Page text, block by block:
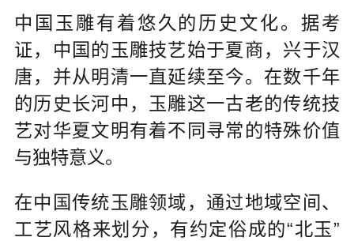
中国玉雕有着悠久的历史文化。据考
证，中国的玉雕技艺始于夏商，兴于汉
唐，并从明清一直延续至今。在数千年
的历史长河中，玉雕这一古老的传统技
艺对华夏文明有着不同寻常的特殊价值
与独特意义。
在中国传统玉雕领域，通过地域空间、
工艺风格来划分，有约定俗成的“北玉”